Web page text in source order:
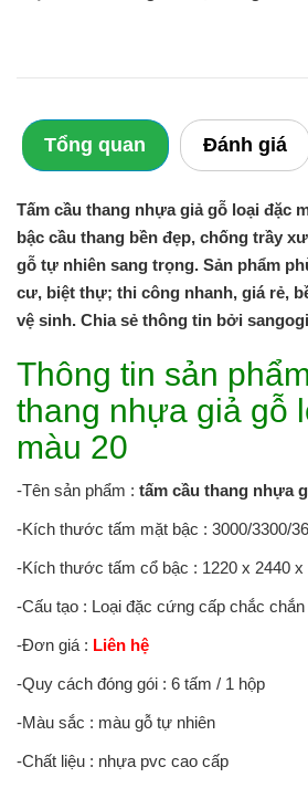
Tổng quan Đánh giá
Tấm cầu thang nhựa giả gỗ loại đặc
bậc cầu thang bền đẹp, chống trầy
gỗ tự nhiên sang trọng. Sản phẩm
cư, biệt thự; thi công nhanh, giá rẻ,
vệ sinh. Chia sẻ thông tin bởi
Thông tin sản
thang nhựa giả gỗ
màu 20
-Tên sản phẩm : tấm cầu thang nhựa
-Kích thước tấm mặt bậc : 3000/3300/
-Kích thước tấm cổ bậc : 1220 x 2440 x
-Cấu tạo : Loại đặc cứng cấp chắc chắn
-Đơn giá : Liên hệ
-Quy cách đóng gói : 6 tấm / 1 hộp
-Màu sắc : màu gỗ tự nhiên
-Chất liệu : nhựa pvc cao cấp